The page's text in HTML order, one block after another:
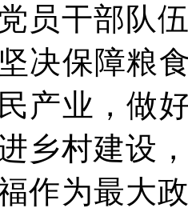
员干部队
决保障粮
产业，做
乡村建设
作为最大